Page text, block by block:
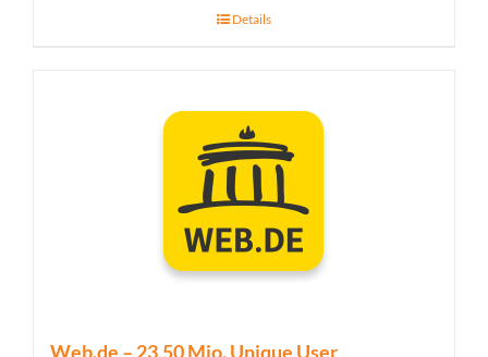
Details
Web.de – 23,50 Mio. Unique User